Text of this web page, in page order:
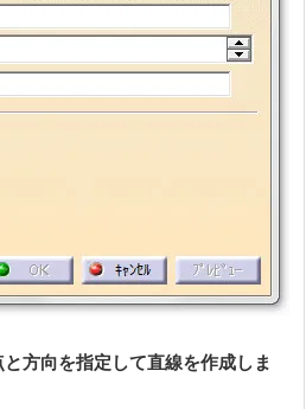
と方向を指定して直線を作成しま